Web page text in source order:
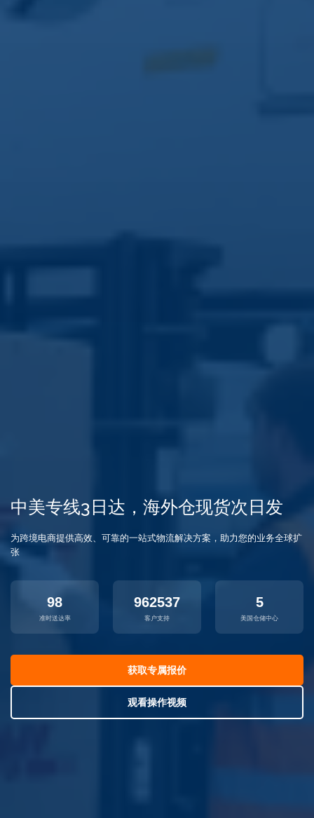
中美专线3日达，海外仓现货次日发
为跨境电商提供高效、可靠的一站式物流解决方案，助力您的业务全球扩
张
98
准时送达率
962537
客户支持
5
美国仓储中心
获取专属报价
观看操作视频